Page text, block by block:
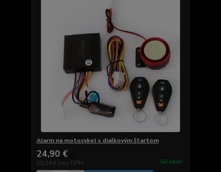
Alarm na motocykel s diaľkovým štartom
24,90 €
20,24 € bez DPH Skladom